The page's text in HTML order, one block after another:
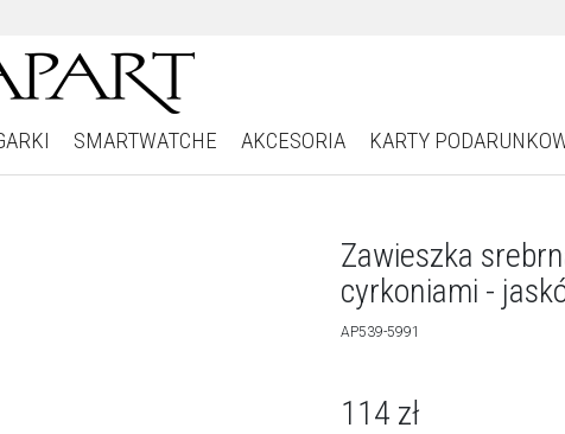
SMARTWATCHE AKCESORIA KARTY
Zawieszka
cyrkoniami -
AP539-5991
114 zł